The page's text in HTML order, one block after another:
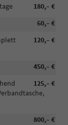
180,– €
60,– €
120,– €
450,– €
125,– €
800,– €